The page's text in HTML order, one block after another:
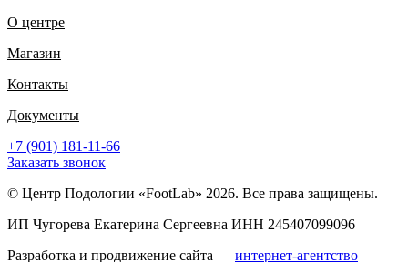
О центре
Магазин
Контакты
Документы
+7 (901) 181-11-66
Заказать звонок
© Центр Подологии «FootLab» 2026. Все права защищены.
ИП Чугорева Екатерина Сергеевна ИНН 245407099096
Разработка и продвижение сайта — интернет-агентство